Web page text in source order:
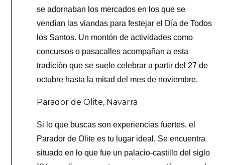
se adornaban los mercados en los que se
vendían las viandas para festejar el Día de Todos
los Santos. Un montón de actividades como
concursos o pasacalles acompañan a esta
tradición que se suele celebrar a partir del 27 de
octubre hasta la mitad del mes de noviembre.
Parador de Olite, Navarra
Si lo que buscas son experiencias fuertes, el
Parador de Olite es tu lugar ideal. Se encuentra
situado en lo que fue un palacio-castillo del siglo